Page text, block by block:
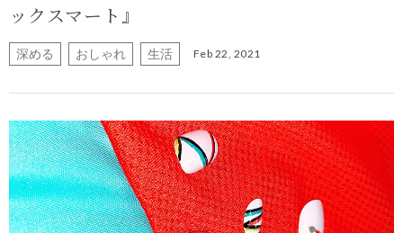
ックスマート』
深める おしゃれ 生活 Feb 22, 2021